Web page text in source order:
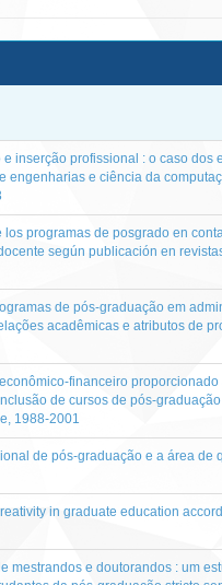
inserção profissional : o caso dos
engenharias e ciência da
los programas de posgrado en
según publicación en
de pós-graduação em
acadêmicas e atributos de
financeiro
de cursos de pós-
1988-2001
de pós-graduação e a área de
in graduate education
mestrandos e doutorandos : um